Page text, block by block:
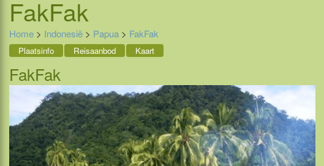
FakFak
Home > Indonesië > Papua > FakFak
Plaatsinfo Reisaanbod Kaart
FakFak